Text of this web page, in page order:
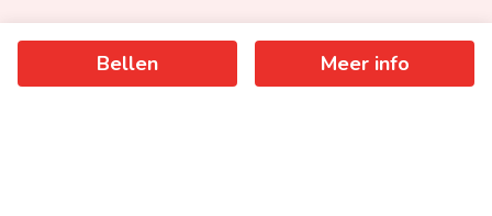
Bellen Meer info
Unit1 TypeAppartement
Prijs
slaapkamer(s)